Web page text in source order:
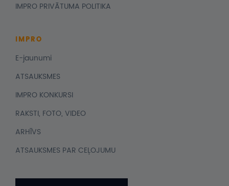
IMPRO PRIVĀTUMA POLITIKA
IMPRO
E-jaunumi
ATSAUKSMES
IMPRO KONKURSI
RAKSTI, FOTO, VIDEO
ARHĪVS
ATSAUKSMES PAR CEĻOJUMU